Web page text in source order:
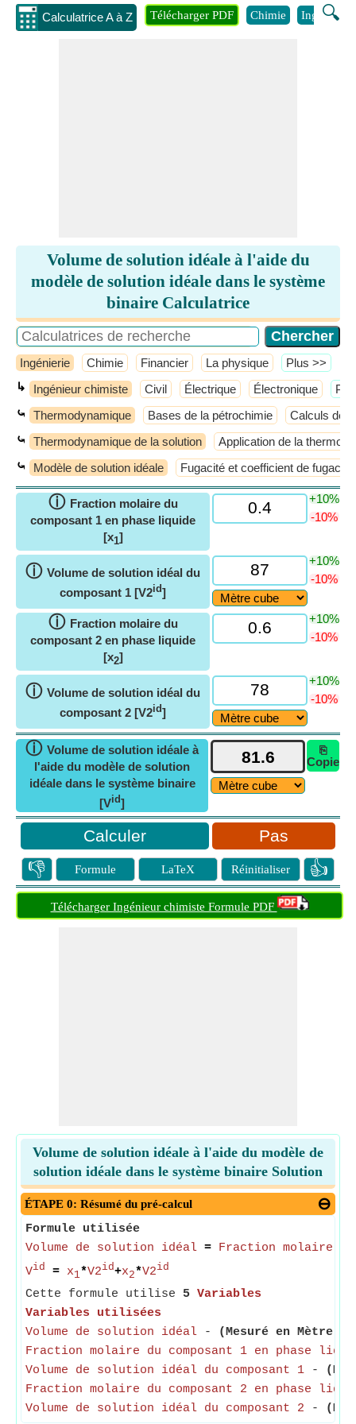
Calculatrice A à Z 🔍
Télécharger PDF Chimie Ingénierie
Volume de solution idéale à l'aide du
modèle de solution idéale dans le système
binaire Calculatrice
Ingénierie Chimie Financier La physique ​Plus >>
↳ Ingénieur chimiste Civil Électrique Électronique
⤿ Thermodynamique Bases de la pétrochimie Calculs de
⤿ Thermodynamique de la solution Application de la
⤿ Modèle de solution idéale Fugacité et coefficient de fugacité
ⓘ Fraction molaire du
composant 1 en phase liquide
[x1]
+10%
-10%
ⓘ Volume de solution idéal du
composant 1 [V2id]
+10%
-10%
ⓘ Fraction molaire du
composant 2 en phase liquide
[x2]
+10%
-10%
ⓘ Volume de solution idéal du
composant 2 [V2id]
+10%
-10%
ⓘ Volume de solution idéale à
l'aide du modèle de solution
idéale dans le système binaire
[Vid]
⎘
Copie
Pas
👎 Formule LaTeX Réinitialiser 👍
Télécharger Ingénieur chimiste Formule PDF
Volume de solution idéale à l'aide du modèle de
solution idéale dans le système binaire Solution
ÉTAPE 0: Résumé du pré-calcul
Formule utilisée
Volume de solution idéal = Fraction molaire
Vid = x1*V2id+x2*V2id
Cette formule utilise 5 Variables
Variables utilisées
Volume de solution idéal -
(Mesuré en Mètre
Fraction molaire du composant 1 en phase
Volume de solution idéal du composant 1 -
Fraction molaire du composant 2 en phase
Volume de solution idéal du composant 2 -